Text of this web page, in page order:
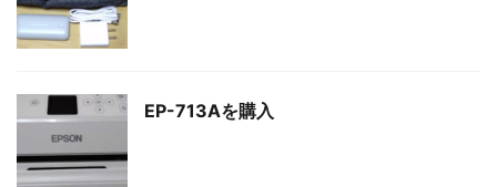
EP-713Aを購入